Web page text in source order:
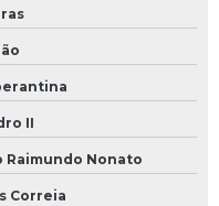
II
Raimundo Nonato
Correia